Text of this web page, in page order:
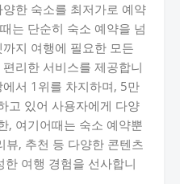
한 숙소를 최저가로 예약
는 단순히 숙소 예약을 넘
지 여행에 필요한 모든
리한 서비스를 제공합니
서 1위를 차지하며, 5만
고 있어 사용자에게 다양
, 여기어때는 숙소 예약뿐
뷰, 추천 등 다양한 콘텐츠
여행 경험을 선사합니